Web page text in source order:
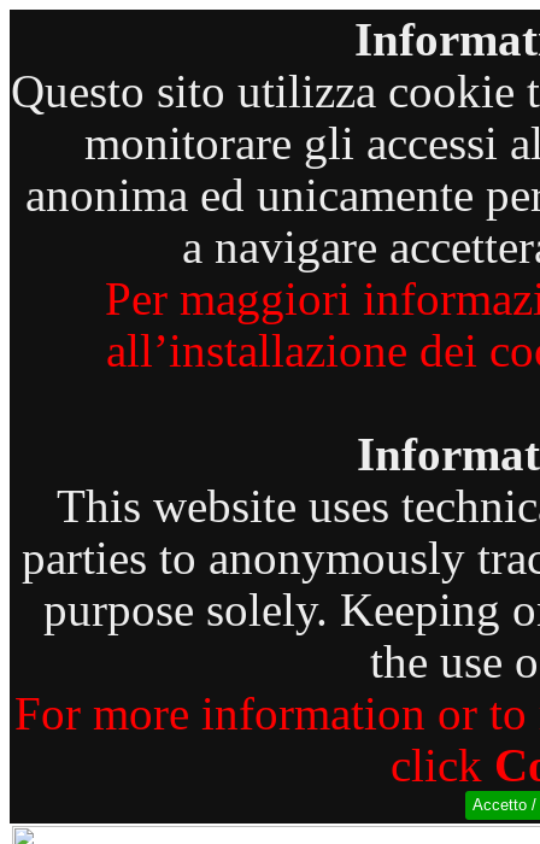
Questo sito utilizza cookie
monitorare gli accessi
anonima ed unicamente
a navigare
Per maggiori
all’installazione dei
This website uses
parties to anonymously
purpose solely. Keeping
the use
For more information or
click
Accetto /